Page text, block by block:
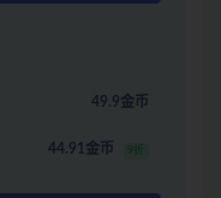
49.9金币
44.91金币 9折